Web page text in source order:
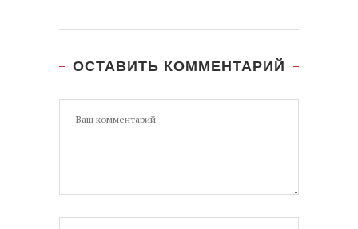
ОСТАВИТЬ КОММЕНТАРИЙ